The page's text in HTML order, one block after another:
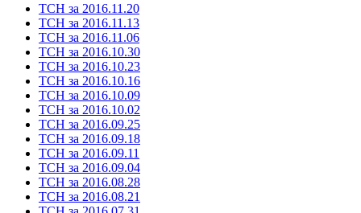
ТСН за 2016.11.20
ТСН за 2016.11.13
ТСН за 2016.11.06
ТСН за 2016.10.30
ТСН за 2016.10.23
ТСН за 2016.10.16
ТСН за 2016.10.09
ТСН за 2016.10.02
ТСН за 2016.09.25
ТСН за 2016.09.18
ТСН за 2016.09.11
ТСН за 2016.09.04
ТСН за 2016.08.28
ТСН за 2016.08.21